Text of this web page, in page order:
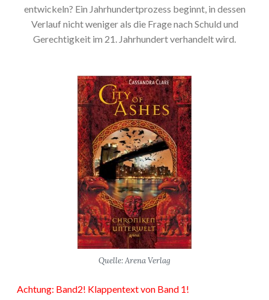
entwickeln? Ein Jahrhundertprozess beginnt, in dessen
Verlauf nicht weniger als die Frage nach Schuld und
Gerechtigkeit im 21. Jahrhundert verhandelt wird.
Quelle: Arena Verlag
Achtung: Band2! Klappentext von Band 1!